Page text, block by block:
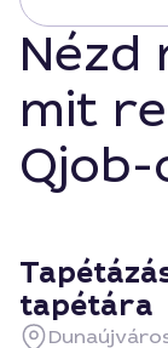
Nézd
mit
Qjob-
tapétára